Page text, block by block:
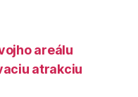
areálu
atrakciu